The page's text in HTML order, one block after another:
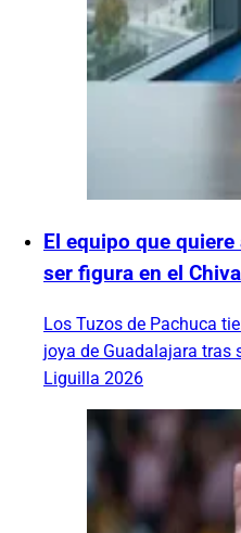
El equipo que
ser figura en el
Los Tuzos de Pachuca
joya de Guadalajara tras
Liguilla 2026